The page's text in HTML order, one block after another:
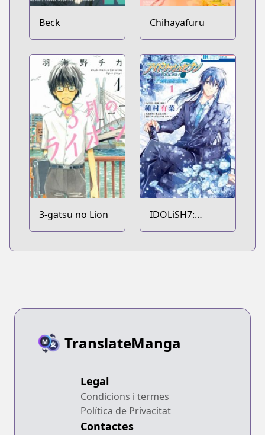
Beck Chihayafuru
3-gatsu no Lion
IDOLiSH7:
Re:member
TranslateManga
Legal
Condicions i termes
Política de Privacitat
Contactes